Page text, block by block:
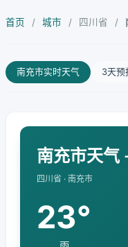
首页 / 城市 / 四川省 /
南充市实时天气 3天预
南充市天气
四川省 · 南充市
23°